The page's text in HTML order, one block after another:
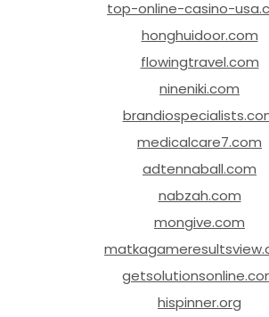
top-online-casino-
honghuidoor.com
flowingtravel.com
nineniki.com
medicalcare7.com
adtennaball.com
nabzah.com
mongive.com
hispinner.org